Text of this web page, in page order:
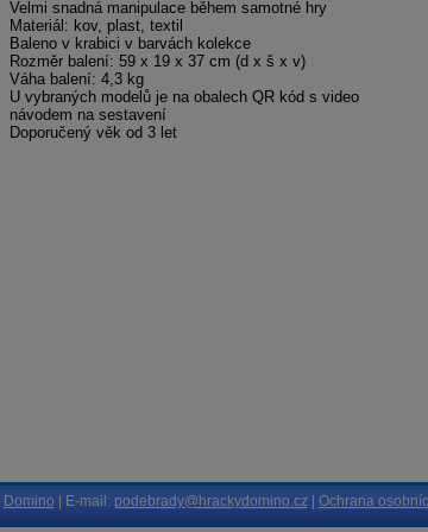
Velmi snadná manipulace během samotné hry
Materiál: kov, plast, textil
Baleno v krabici v barvách kolekce
Rozměr balení: 59 x 19 x 37 cm (d x š x v)
Váha balení: 4,3 kg
U vybraných modelů je na obalech QR kód s video
návodem na sestavení
Doporučený věk od 3 let
Domino | E-mail: podebrady@hrackydomino.cz| Ochrana